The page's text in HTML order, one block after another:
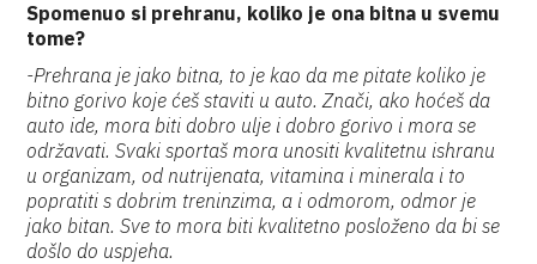
Spomenuo si prehranu, koliko je ona bitna u svemu
tome?
-Prehrana je jako bitna, to je kao da me pitate koliko je
bitno gorivo koje ćeš staviti u auto. Znači, ako hoćeš da
auto ide, mora biti dobro ulje i dobro gorivo i mora se
održavati. Svaki sportaš mora unositi kvalitetnu ishranu
u organizam, od nutrijenata, vitamina i minerala i to
popratiti s dobrim treninzima, a i odmorom, odmor je
jako bitan. Sve to mora biti kvalitetno posloženo da bi se
došlo do uspjeha.